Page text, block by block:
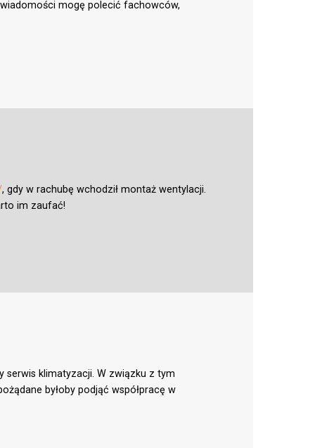
mogę polecić fachowców,
, gdy w rachubę wchodził montaż wentylacji.
im zaufać!
serwis klimatyzacji. W związku z tym
byłoby podjąć współpracę w